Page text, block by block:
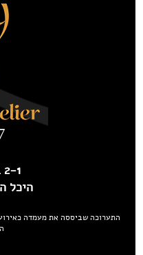
2-1 בפברואר
היכל
התערוכה שביססה את מעמדה